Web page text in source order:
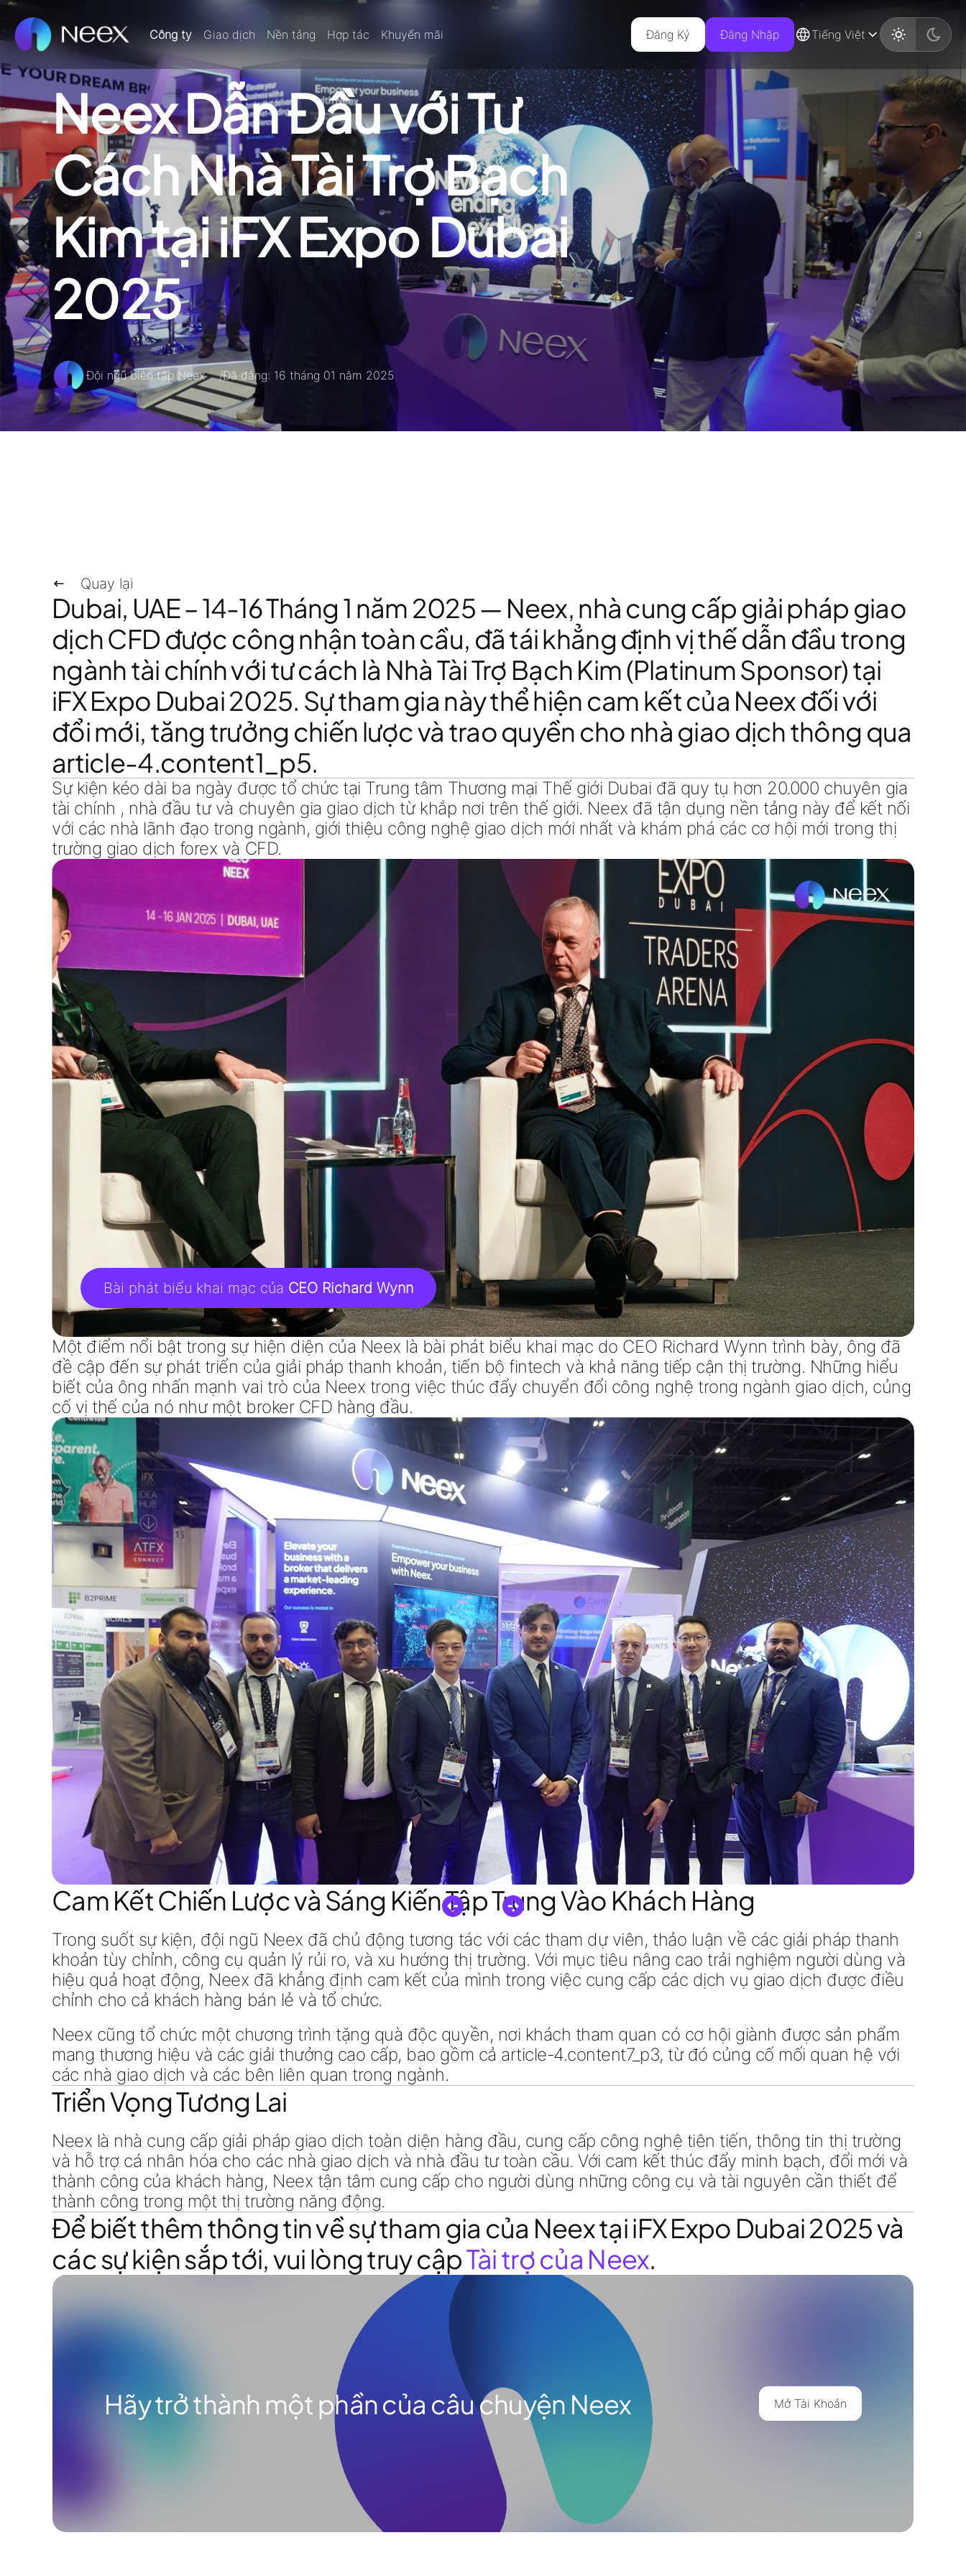
Công ty Giao dịch Nền tảng Hợp tác Khuyến mãi Đăng Ký Đăng Nhập Tiếng Việt
Neex Dẫn Đầu với Tư
Cách Nhà Tài Trợ Bạch
Kim tại iFX Expo Dubai
2025
Đội ngũ biên tập Neex /Đã đăng: 16 tháng 01 năm 2025
Quay lại
Dubai, UAE – 14-16 Tháng 1 năm 2025— Neex, nhà cung cấp giải pháp giao
dịch CFDđược công nhận toàn cầu, đã tái khẳng định vị thế dẫn đầu trong
ngành tài chính với tư cách là Nhà Tài Trợ Bạch Kim(Platinum Sponsor) tại
iFX Expo Dubai 2025. Sự tham gia này thể hiện cam kết của Neex đối với
đổi mới, tăng trưởng chiến lược và trao quyền cho nhà giao dịch thông qua
article-4.content1_p5.
Sự kiện kéo dài ba ngày được tổ chức tại Trung tâm Thương mại Thế giới Dubai đã quy tụ hơn 20.000 chuyên gia
tài chính , nhà đầu tư và chuyên gia giao dịch từ khắp nơi trên thế giới. Neex đã tận dụng nền tảng này để kết nối
với các nhà lãnh đạo trong ngành, giới thiệu công nghệ giao dịch mới nhất và khám phá các cơ hội mới trong thị
trường giao dịch forex và CFD.
Bài phát biểu khai mạc của CEO Richard Wynn
Một điểm nổi bật trong sự hiện diện của Neex là bài phát biểu khai mạc do CEO Richard Wynn trình bày, ông đã
đề cập đến sự phát triển của giải pháp thanh khoản, tiến bộ fintech và khả năng tiếp cận thị trường. Những hiểu
biết của ông nhấn mạnh vai trò của Neex trong việc thúc đẩy chuyển đổi công nghệ trong ngành giao dịch, củng
cố vị thế của nó như một broker CFD hàng đầu.
Cam Kết Chiến Lược và Sáng Kiến Tập Trung Vào Khách Hàng
Trong suốt sự kiện, đội ngũ Neex đã chủ động tương tác với các tham dự viên, thảo luận về các giải pháp thanh
khoản tùy chỉnh, công cụ quản lý rủi ro, và xu hướng thị trường. Với mục tiêu nâng cao trải nghiệm người dùng và
hiệu quả hoạt động, Neex đã khẳng định cam kết của mình trong việc cung cấp các dịch vụ giao dịch được điều
chỉnh cho cả khách hàng bán lẻ và tổ chức.
Neex cũng tổ chức một chương trình tặng quà độc quyền, nơi khách tham quan có cơ hội giành được sản phẩm
mang thương hiệu và các giải thưởng cao cấp, bao gồm cả article-4.content7_p3, từ đó củng cố mối quan hệ với
các nhà giao dịch và các bên liên quan trong ngành.
Triển Vọng Tương Lai
Neex là nhà cung cấp giải pháp giao dịch toàn diện hàng đầu, cung cấp công nghệ tiên tiến, thông tin thị trường
và hỗ trợ cá nhân hóa cho các nhà giao dịch và nhà đầu tư toàn cầu. Với cam kết thúc đẩy minh bạch, đổi mới và
thành công của khách hàng, Neex tận tâm cung cấp cho người dùng những công cụ và tài nguyên cần thiết để
thành công trong một thị trường năng động.
Để biết thêm thông tin về sự tham gia của Neex tại iFX Expo Dubai 2025 và
các sự kiện sắp tới, vui lòng truy cậpTài trợ của Neex.
Hãy trở thành một phần của câu chuyện Neex Mở Tài Khoản